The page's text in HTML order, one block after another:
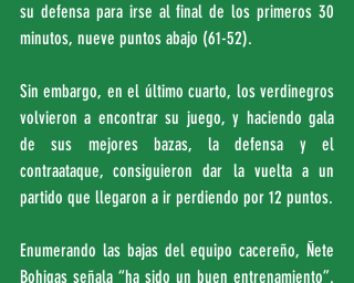
su defensa para irse al final de los primeros 30
minutos, nueve puntos abajo (61-52).
Sin embargo, en el último cuarto, los verdinegros
volvieron a encontrar su juego, y haciendo gala
de sus mejores bazas, la defensa y el
contraataque, consiguieron dar la vuelta a un
partido que llegaron a ir perdiendo por 12 puntos.
Enumerando las bajas del equipo cacereño, Ñete
Bohigas señala “ha sido un buen entrenamiento”.